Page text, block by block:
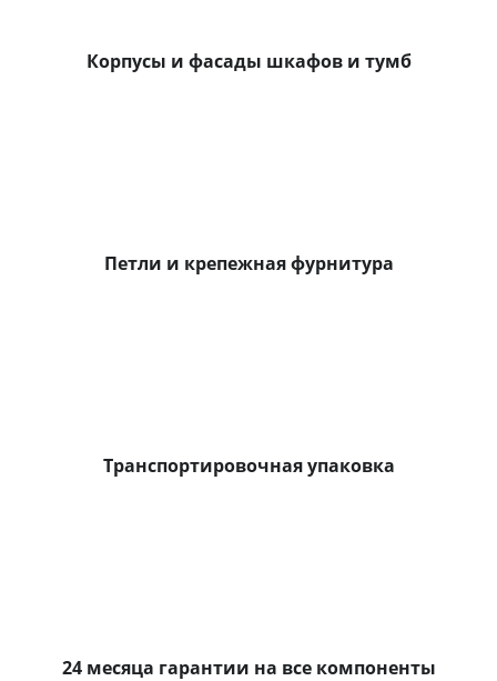
Корпусы и фасады шкафов и тумб
Петли и крепежная фурнитура
Транспортировочная упаковка
24 месяца гарантии на все компоненты